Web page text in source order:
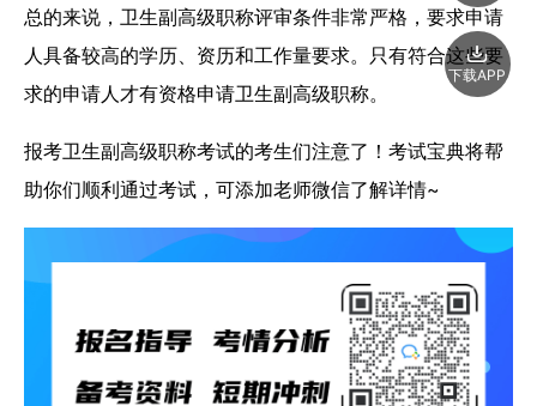
下载APP
总的来说，卫生副高级职称评审条件非常严格，要求申请
人具备较高的学历、资历和工作量要求。只有符合这些要
求的申请人才有资格申请卫生副高级职称。
报考卫生副高级职称考试的考生们注意了！考试宝典将帮
助你们顺利通过考试，可添加老师微信了解详情~